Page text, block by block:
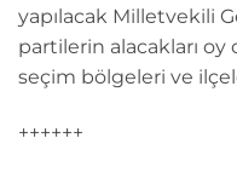
yapılacak Milletvekili
partilerin alacakları oy
seçim bölgeleri ve
++++++